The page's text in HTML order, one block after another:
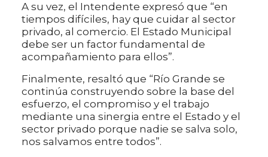
A su vez, el Intendente expresó que “en
tiempos difíciles, hay que cuidar al sector
privado, al comercio. El Estado Municipal
debe ser un factor fundamental de
acompañamiento para ellos”.
Finalmente, resaltó que “Río Grande se
continúa construyendo sobre la base del
esfuerzo, el compromiso y el trabajo
mediante una sinergia entre el Estado y el
sector privado porque nadie se salva solo,
nos salvamos entre todos”.